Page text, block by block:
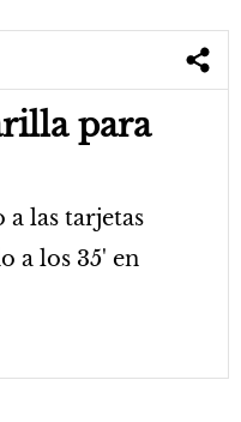
para
las tarjetas
a los 35' en